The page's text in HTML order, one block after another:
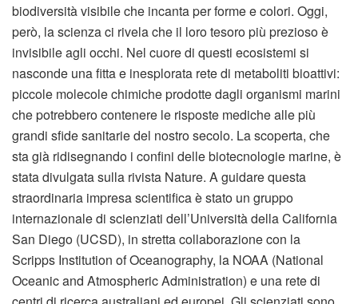
biodiversità visibile che incanta per forme e colori. Oggi,
però, la scienza ci rivela che il loro tesoro più prezioso è
invisibile agli occhi. Nel cuore di questi ecosistemi si
nasconde una fitta e inesplorata rete di metaboliti bioattivi:
piccole molecole chimiche prodotte dagli organismi marini
che potrebbero contenere le risposte mediche alle più
grandi sfide sanitarie del nostro secolo. La scoperta, che
sta già ridisegnando i confini delle biotecnologie marine, è
stata divulgata sulla rivista Nature. A guidare questa
straordinaria impresa scientifica è stato un gruppo
internazionale di scienziati dell’Università della California
San Diego (UCSD), in stretta collaborazione con la
Scripps Institution of Oceanography, la NOAA (National
Oceanic and Atmospheric Administration) e una rete di